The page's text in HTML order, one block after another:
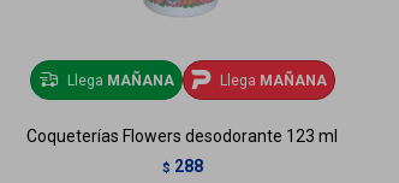
Llega MAÑANA Llega MAÑANA
Coqueterías Flowers desodorante 123 ml
$ 288